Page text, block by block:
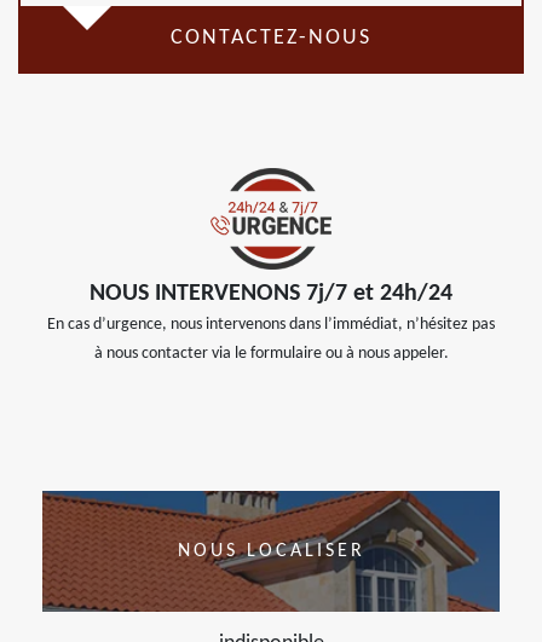
CONTACTEZ-NOUS
NOUS INTERVENONS 7j/7 et 24h/24
En cas d’urgence, nous intervenons dans l’immédiat, n’hésitez pas
à nous contacter via le formulaire ou à nous appeler.
NOUS LOCALISER